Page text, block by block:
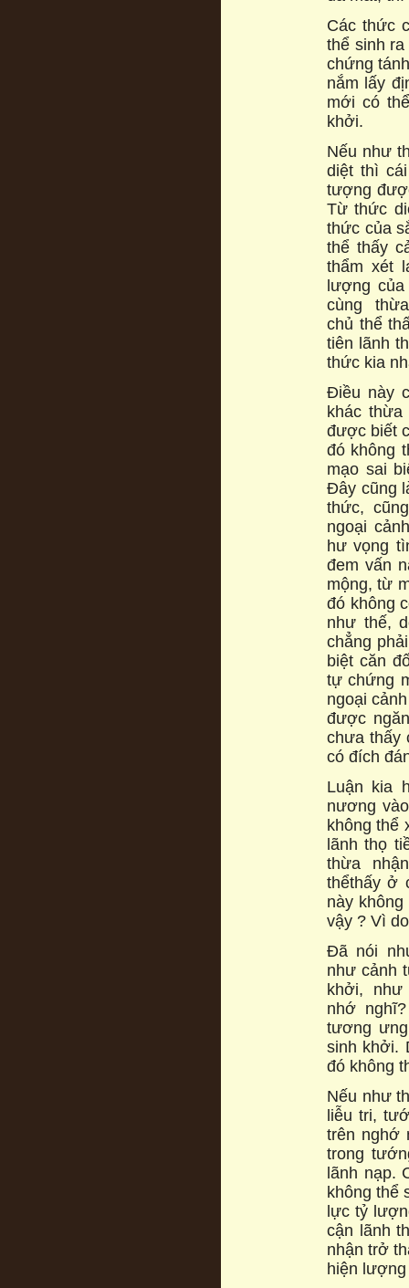
Các thức
thể sinh
chứng
nắm lấy
mới có
khởi.
Nếu như
diệt thì
tượng
Từ thức
thức của
thể thấy
thẩm xét
lượng
cùng
chủ thể
tiên lãnh
thức kia
Điều này
khác
được biết
đó không
mạo sai
Đây cũng
thức,
ngoại
hư vọng
đem vấn
mộng, từ
đó không
như thế,
chẳng
biệt căn
tự chứng
ngoại
được
chưa thấy
có đích
Luận kia
nương
không thể
lãnh thọ
thừa
thểthấy ở
này
vậy ? Vì
Đã nói
như cảnh
khởi,
nhớ
tương
sinh khởi.
đó không
Nếu như
liễu tri,
trên nghớ
trong
lãnh nạp.
không thể
lực tỷ
cận lãnh
nhận trở
hiện lượng